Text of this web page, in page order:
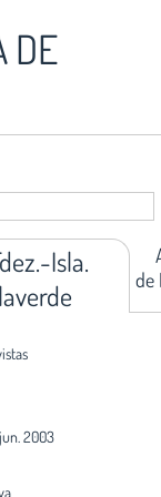
DE
Isla.
de
2003